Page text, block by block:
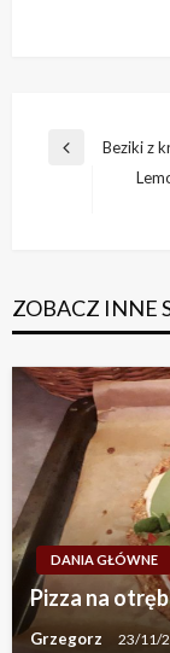
Nawigacja
Previous
Beziki z
ZOBACZ INNE
DANIA GŁÓWNE
Pizza na
Grzegorz 23/11/